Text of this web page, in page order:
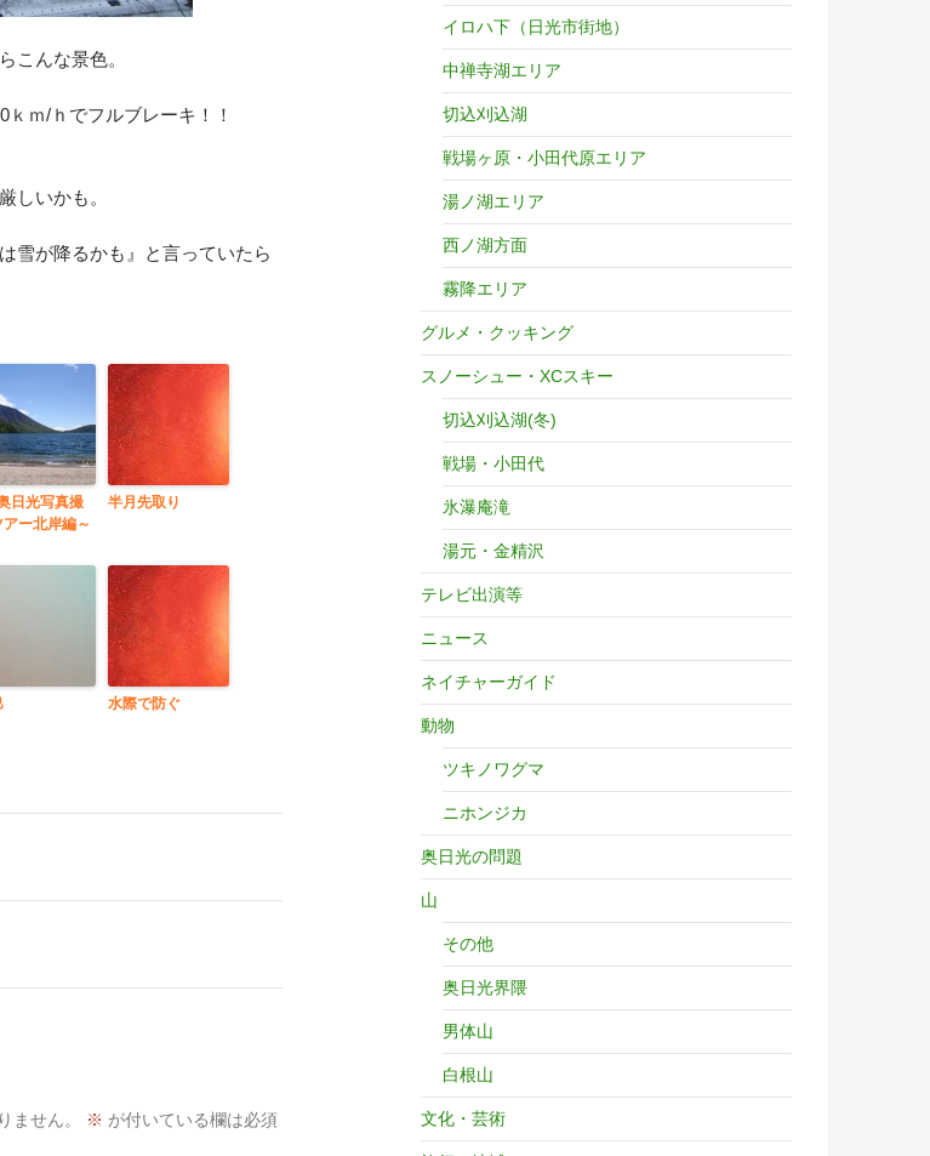
こんな景色。
ｍ/ｈでフルブレーキ！！
しいかも。
雪が降るかも』と言っていたら
日光写真撮
アー北岸編～
半月先取り
水際で防ぐ
ません。 ※ が付いている欄は必須
イロハ下（日光市街地）
中禅寺湖エリア
切込刈込湖
戦場ヶ原・小田代原エリア
湯ノ湖エリア
西ノ湖方面
霧降エリア
グルメ・クッキング
スノーシュー・XCスキー
切込刈込湖(冬)
戦場・小田代
氷瀑庵滝
湯元・金精沢
テレビ出演等
ニュース
ネイチャーガイド
動物
ツキノワグマ
ニホンジカ
奥日光の問題
山
その他
奥日光界隈
男体山
白根山
文化・芸術